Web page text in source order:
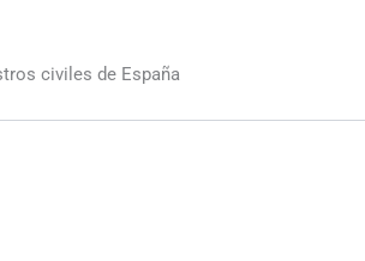
civiles de España